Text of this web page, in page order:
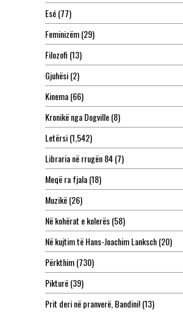
Esé(77)
Feminizëm(29)
Filozofi (13)
Gjuhësi(2)
Kinema(66)
Kronikë nga Dogville(8)
Letërsi(1,542)
Libraria në rrugën 84(7)
Meqë ra fjala(18)
Muzikë(26)
Në kohërat e kolerës(58)
Në kujtim të Hans-Joachim Lanksch(20)
Përkthim(730)
Pikturë(39)
Prit deri në pranverë, Bandini!(13)